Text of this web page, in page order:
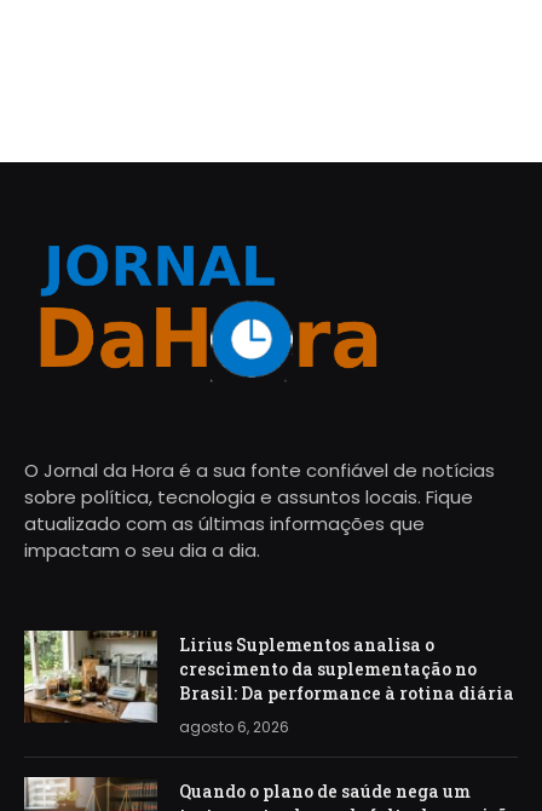
O Jornal da Hora é a sua fonte confiável de notícias
sobre política, tecnologia e assuntos locais. Fique
atualizado com as últimas informações que
impactam o seu dia a dia.
Lirius Suplementos analisa o
crescimento da suplementação no
Brasil: Da performance à rotina diária
agosto 6, 2026
Quando o plano de saúde nega um